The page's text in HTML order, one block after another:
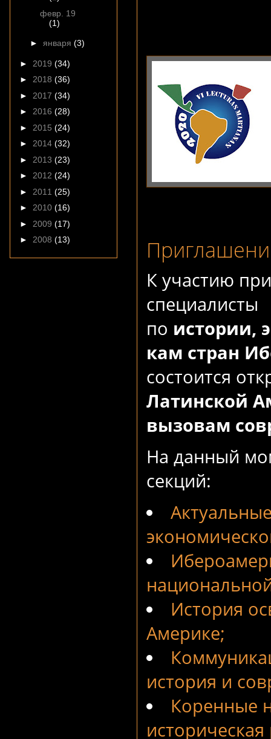
К участию
специалисты
по истории,
кам стран
состоится
Латинской
вызовам
На данный
секций:
История
Америке;
история и
Коренные
февр. 19
(1)
► января (3)
► 2019 (34)
► 2018 (36)
► 2017 (34)
► 2016 (28)
► 2015 (24)
► 2014 (32)
► 2013 (23)
► 2012 (24)
► 2011 (25)
► 2010 (16)
► 2009 (17)
► 2008 (13)